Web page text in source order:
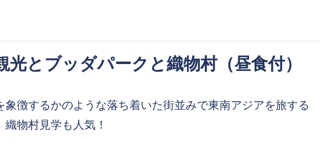
とブッダパークと織物村（昼食付）
徴するかのような落ち着いた街並みで東南アジアを旅する
物村見学も人気！